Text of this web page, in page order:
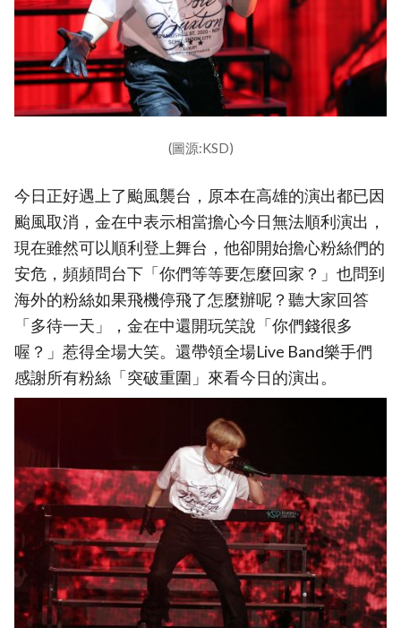
(圖源:KSD)
今日正好遇上了颱風襲台，原本在高雄的演出都已因
颱風取消，金在中表示相當擔心今日無法順利演出，
現在雖然可以順利登上舞台，他卻開始擔心粉絲們的
安危，頻頻問台下「你們等等要怎麼回家？」也問到
海外的粉絲如果飛機停飛了怎麼辦呢？聽大家回答
「多待一天」，金在中還開玩笑說「你們錢很多
喔？」惹得全場大笑。還帶領全場Live Band樂手們
感謝所有粉絲「突破重圍」來看今日的演出。